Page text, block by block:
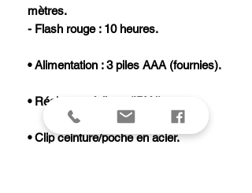
mètres.
- Flash rouge : 10 heures.
• Alimentation : 3 piles AAA (fournies).
• Résistante à l’eau (IPX4).
• Clip ceinture/poche en acier.